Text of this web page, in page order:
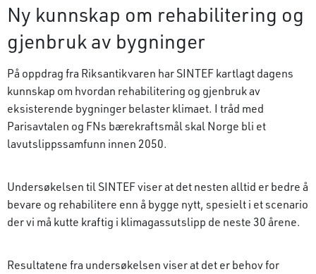
Ny kunnskap om rehabilitering og
gjenbruk av bygninger
På oppdrag fra Riksantikvaren har SINTEF kartlagt dagens
kunnskap om hvordan rehabilitering og gjenbruk av
eksisterende bygninger belaster klimaet. I tråd med
Parisavtalen og FNs bærekraftsmål skal Norge bli et
lavutslippssamfunn innen 2050.
Undersøkelsen til SINTEF viser at det nesten alltid er bedre å
bevare og rehabilitere enn å bygge nytt, spesielt i et scenario
der vi må kutte kraftig i klimagassutslipp de neste 30 årene.
Resultatene fra undersøkelsen viser at det er behov for